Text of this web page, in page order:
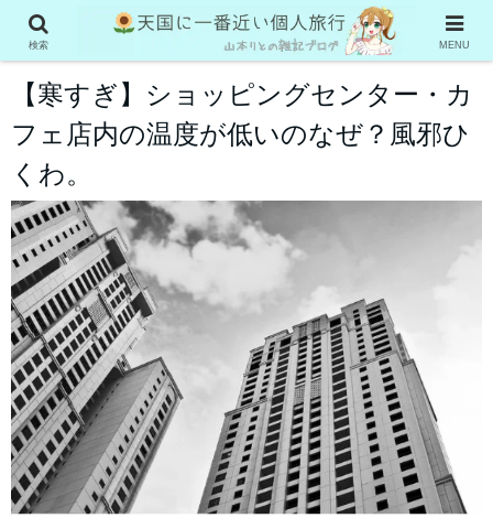
お役立ち情報
【寒すぎ】ショッピングセンター・カ
フェ店内の温度が低いのなぜ？風邪ひ
くわ。
検索 MENU